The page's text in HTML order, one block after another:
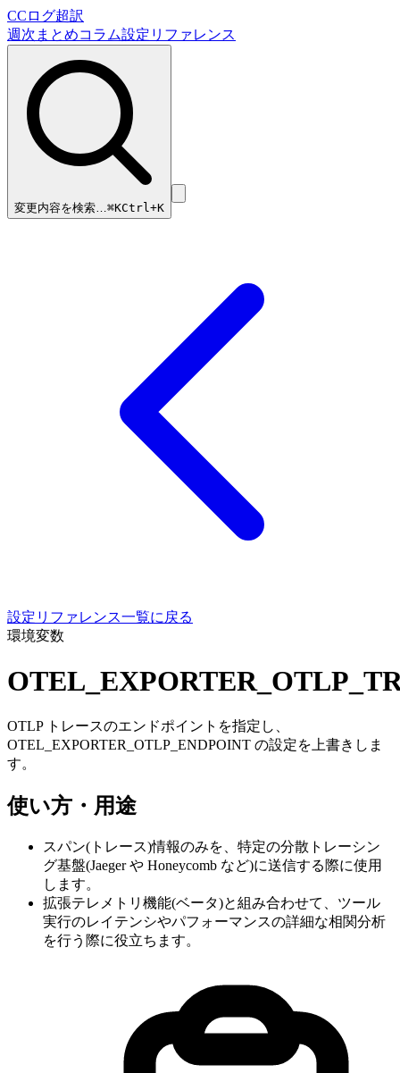
CCログ超訳
週次まとめコラム設定リファレンス
変更内容を検索…⌘KCtrl+K
設定リファレンス一覧に戻る
環境変数
OTLP トレースのエンドポイントを指定し、
OTEL_EXPORTER_OTLP_ENDPOINT の設定を上書きしま
す。
使い方・用途
スパン(トレース)情報のみを、特定の分散トレーシン
グ基盤(Jaeger や Honeycomb など)に送信する際に使用
します。
拡張テレメトリ機能(ベータ)と組み合わせて、ツール
実行のレイテンシやパフォーマンスの詳細な相関分析
を行う際に役立ちます。